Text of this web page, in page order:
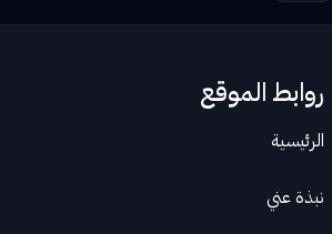
روابط الموقع
الرئيسية
نبذة عني